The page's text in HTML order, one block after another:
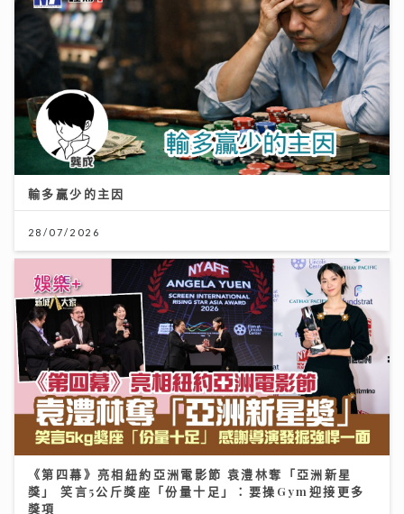
輸多贏少的主因
28/07/2026
《第四幕》亮相紐約亞洲電影節 袁澧林奪「亞洲新星
獎」 笑言5公斤獎座「份量十足」：要操Gym迎接更多
獎項